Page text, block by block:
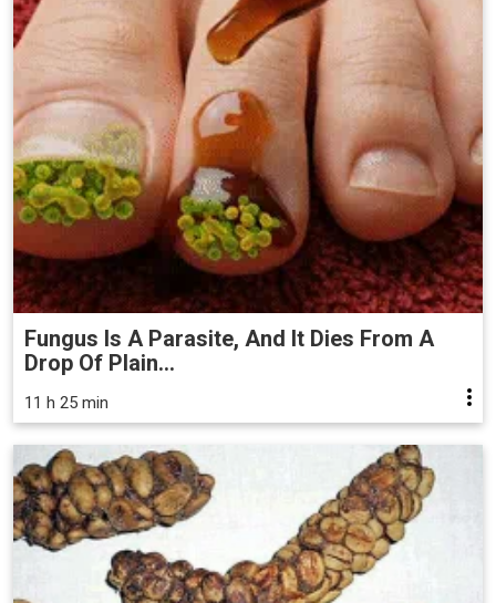
Fungus Is A Parasite, And It Dies From A
Drop Of Plain...
11 h 25 min